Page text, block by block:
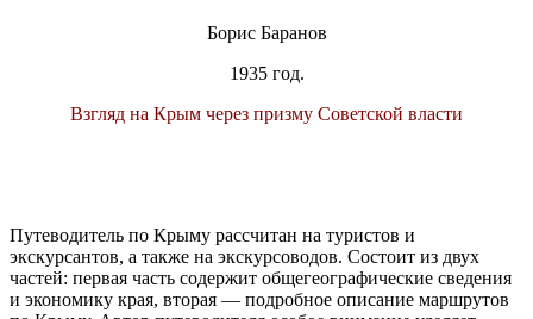
Борис Баранов
1935 год.
Взгляд на Крым через призму Советской власти
Путеводитель по Крыму рассчитан на туристов и
экскурсантов, а также на экскурсоводов. Состоит из двух
частей: первая часть содержит общегеографические сведения
и экономику края, вторая — подробное описание маршрутов